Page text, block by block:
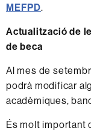
MEFPD.
Actualització de
de beca
Al mes de
podrà modificar
acadèmiques,
És molt important